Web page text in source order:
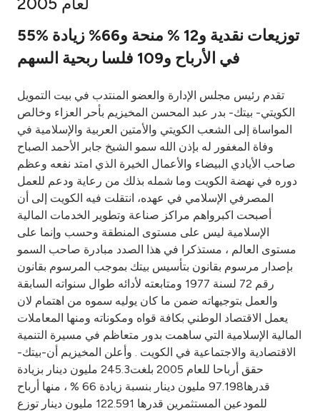
Tools & Services
After Sales Services
Contact us
Branch & ATM locator
Germany
Malaysia
Turkey
Egypt
UK
55% توزيعات نقدية و12 % منحة و66% زيادة
في الأرباح و109 فلسا ربحية السهم
تقدم رئيس مجلس الإدارة والعضو المنتدب في بيت التمويل
الكويتي- بيتك- بدر عبد المحسن المخيزيم بأحر العزاء وخالص
المواساة إلى الشعب الكويتي والأمتين العربية والإسلامية في
وفاة المغفور له بإذن الله سمو الشيخ جابر الأحمد الصباح
صاحب الأيادي البيضاء والأعمال الخيرة الذي امتد نفعه وعظم
دوره في نهضة الكويت وما شمله بذلك من رعاية ودعم للعمل
المصرفي الإسلامي في عهده، انتقلت فيه الكويت إلى أن
أصبحت اكبرواهم مراكز صناعة وتطوير الخدمات المالية
الإسلامية ليس على مستوى المنطقة وحسب وإنما على
مستوى العالم ، مستذكرا في هذا الصدد مبادرة صاحب السمو
بإصدار مرسوم بقانون بتأسيس بيتك بموجب المرسوم بقانون
رقم 72 لسنة 1977 ومتابعته لأدائه طوال سنواته السابقة
والعمل بتوجيهاته ضمن ما كان يوليه سموه من اهتمام لان
يعمل الاقتصاد الوطني بكافة قواه ومكوناته ومنها المعاملات
المالية الإسلامية التي ساهمت بدور متعاظم في مسيرة التنمية
الاقتصادية والاجتماعية في الكويت . وأعلن المخيزيم أن-بيتك-
حقق أرباحا للعام 2005 بلغت245.3 مليون دينار بزيادة
قدرها97.198 مليون دينار بنسبة زيادة 66 % ، منها أرباح
للمودعين المستثمرين قدرها 122.591 مليون دينار توزع